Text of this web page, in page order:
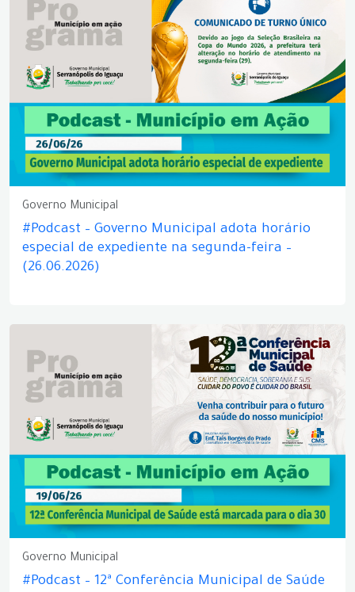
Governo Municipal
#Podcast – Governo Municipal adota horário
especial de expediente na segunda-feira –
(26.06.2026)
Governo Municipal
#Podcast – 12ª Conferência Municipal de Saúde